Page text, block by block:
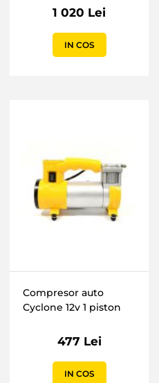
1 020 Lei
IN COS
Compresor auto
Cyclone 12v 1 piston
477 Lei
IN COS